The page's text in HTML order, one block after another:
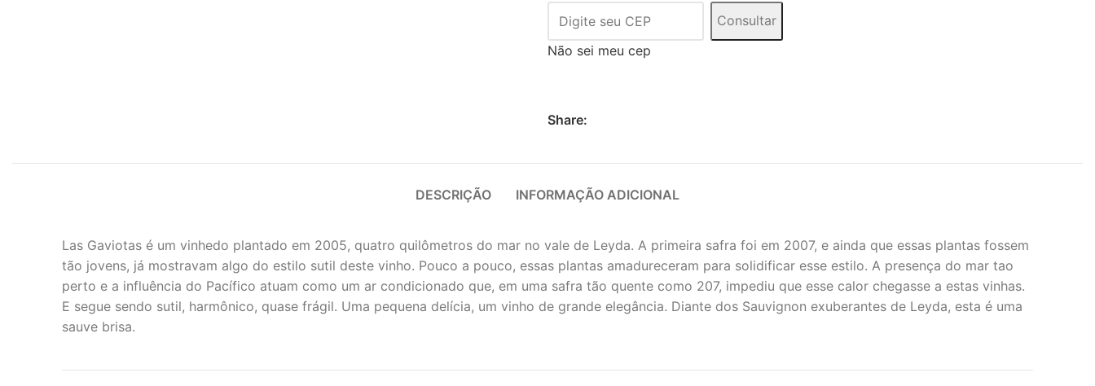
Consultar
Não sei meu cep
Share:
DESCRIÇÃO INFORMAÇÃO ADICIONAL
Las Gaviotas é um vinhedo plantado em 2005, quatro quilômetros do mar no vale de Leyda. A primeira safra foi em 2007, e ainda que essas plantas fossem
tão jovens, já mostravam algo do estilo sutil deste vinho. Pouco a pouco, essas plantas amadureceram para solidificar esse estilo. A presença do mar tao
perto e a influência do Pacífico atuam como um ar condicionado que, em uma safra tão quente como 207, impediu que esse calor chegasse a estas vinhas.
E segue sendo sutil, harmônico, quase frágil. Uma pequena delícia, um vinho de grande elegância. Diante dos Sauvignon exuberantes de Leyda, esta é uma
sauve brisa.